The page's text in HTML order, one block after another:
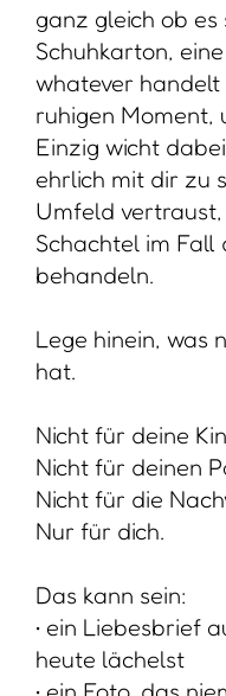
Nicht für deinen
Nicht für die
Nur für dich.
Das kann sein:
• ein Liebesbrief
heute lächelst
• ein Foto, das
• ein Objekt, das
• ein Zettel, auf
dein Leben
kanntest
Und denke
jederzeit öffnen
gehen zu lassen.
Was passiert